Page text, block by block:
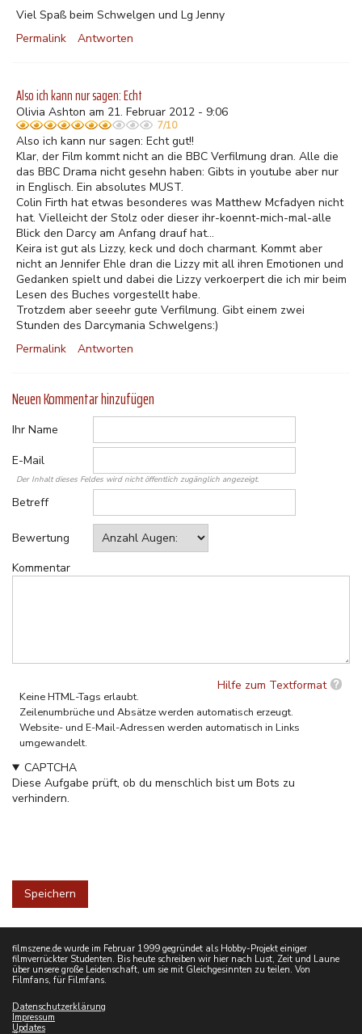
Viel Spaß beim Schwelgen und Lg Jenny
Permalink
Antworten
Also ich kann nur sagen: Echt
Olivia Ashton am 21. Februar 2012 - 9:06
7/10
Also ich kann nur sagen: Echt gut!!
Klar, der Film kommt nicht an die BBC Verfilmung dran. Alle die
das BBC Drama nicht gesehn haben: Gibts in youtube aber nur
in Englisch. Ein absolutes MUST.
Colin Firth hat etwas besonderes was Matthew Mcfadyen nicht
hat. Vielleicht der Stolz oder dieser ihr-koennt-mich-mal-alle
Blick den Darcy am Anfang drauf hat...
Keira ist gut als Lizzy, keck und doch charmant. Kommt aber
nicht an Jennifer Ehle dran die Lizzy mit all ihren Emotionen und
Gedanken spielt und dabei die Lizzy verkoerpert die ich mir beim
Lesen des Buches vorgestellt habe.
Trotzdem aber seeehr gute Verfilmung. Gibt einem zwei
Stunden des Darcymania Schwelgens:)
Permalink
Antworten
Neuen Kommentar hinzufügen
Ihr Name
E-Mail
Der Inhalt dieses Feldes wird nicht öffentlich zugänglich angezeigt.
Betreff
Bewertung
Kommentar
Hilfe zum Textformat
Keine HTML-Tags erlaubt.
Zeilenumbrüche und Absätze werden automatisch erzeugt.
Website- und E-Mail-Adressen werden automatisch in Links
umgewandelt.
CAPTCHA
Diese Aufgabe prüft, ob du menschlich bist um Bots zu
verhindern.
filmszene.de wurde im Februar 1999 gegründet als Hobby-Projekt einiger
filmverrückter Studenten. Bis heute schreiben wir hier nach Lust, Zeit und Laune
über unsere große Leidenschaft, um sie mit Gleichgesinnten zu teilen. Von
Filmfans, für Filmfans.
Datenschutzerklärung
Impressum
Updates